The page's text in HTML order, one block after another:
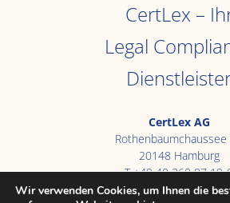
CertLex –
Legal
CertLex AG
Rothenbaumchaussee
20148 Hamburg
T +49 40 360 97 19-
Einfo@certlex.de
Wir verwenden Cookies, um Ihnen die